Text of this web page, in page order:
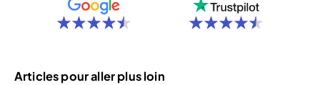
Articles pour aller plus loin